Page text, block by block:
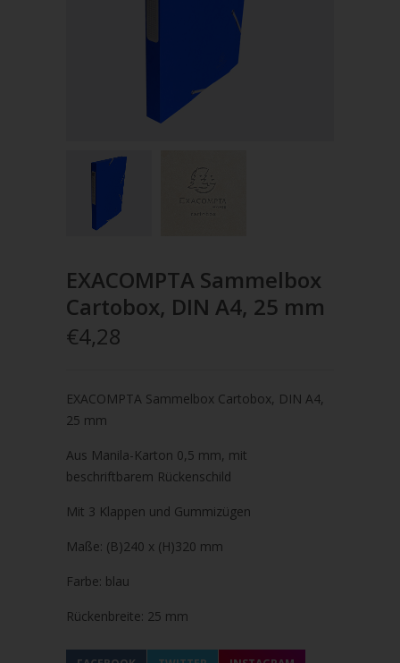
EXACOMPTA Sammelbox
Cartobox, DIN A4, 25 mm
€4,28
EXACOMPTA Sammelbox Cartobox, DIN A4,
25 mm
Aus Manila-Karton 0,5 mm, mit
beschriftbarem Rückenschild
Mit 3 Klappen und Gummizügen
Maße: (B)240 x (H)320 mm
Farbe: blau
Rückenbreite: 25 mm